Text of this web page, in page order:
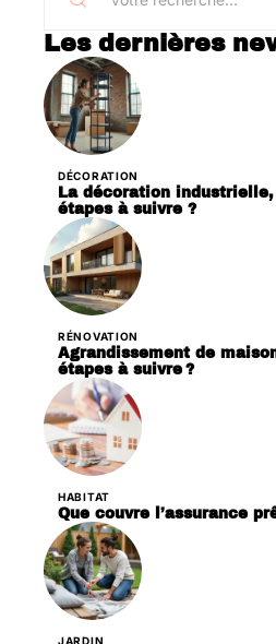
Les dernières
DÉCORATION
La décoration
étapes à suivre ?
RÉNOVATION
Agrandissement de
étapes à suivre ?
HABITAT
Que couvre l’assurance
JARDIN